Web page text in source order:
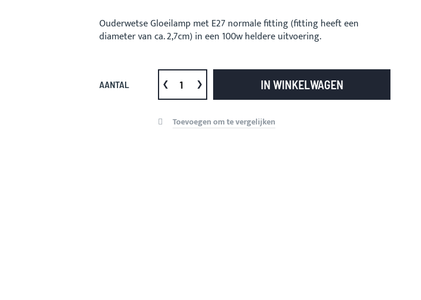
Ouderwetse Gloeilamp met E27 normale fitting (fitting heeft een
diameter van ca. 2,7cm) in een 100w heldere uitvoering.
AANTAL IN WINKELWAGEN
Toevoegen om te vergelijken